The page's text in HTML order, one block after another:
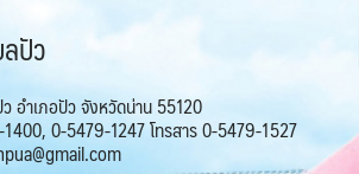
ปัว
อำเภอปัว จังหวัดน่าน 55120
0-5479-1247 โทรสาร 0-5479-1527